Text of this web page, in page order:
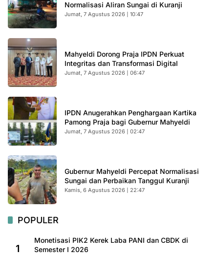
Normalisasi Aliran Sungai di Kuranji
Jumat, 7 Agustus 2026 | 10:47
Mahyeldi Dorong Praja IPDN Perkuat
Integritas dan Transformasi Digital
Jumat, 7 Agustus 2026 | 06:47
IPDN Anugerahkan Penghargaan Kartika
Pamong Praja bagi Gubernur Mahyeldi
Jumat, 7 Agustus 2026 | 02:47
Gubernur Mahyeldi Percepat Normalisasi
Sungai dan Perbaikan Tanggul Kuranji
Kamis, 6 Agustus 2026 | 22:47
POPULER
1
Monetisasi PIK2 Kerek Laba PANI dan CBDK di
Semester I 2026